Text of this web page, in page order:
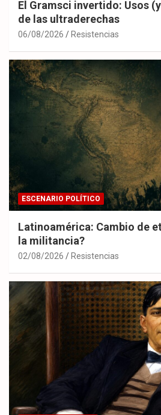
El Gramsci invertido: Usos
de las ultraderechas
06/08/2026 Resistencias
ESCENARIO POLÍTICO
Latinoamérica: Cambio de
la militancia?
02/08/2026 Resistencias